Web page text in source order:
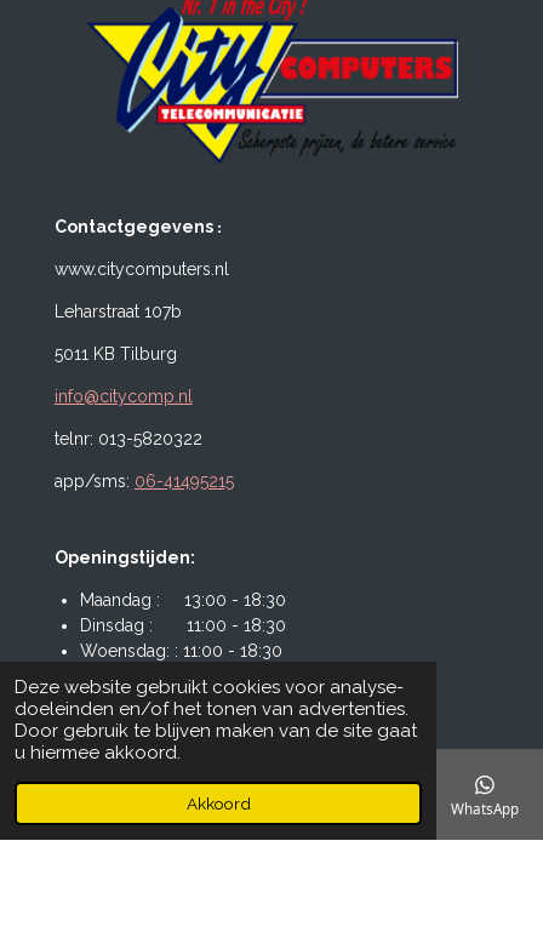
Deze website gebruikt cookies voor analyse-
doeleinden en/of het tonen van advertenties.
Door gebruik te blijven maken van de site gaat
u hiermee akkoord.
Akkoord
Contactgegevens:
www.citycomputers.nl
Leharstraat 107b
5011 KB Tilburg
info@citycomp.nl
telnr: 013-5820322
app/sms: 06-41495215
Openingstijden:
Maandag : 13:00 - 18:30
Dinsdag : 11:00 - 18:30
Woensdag: : 11:00 - 18:30
Donderdag : 11:00 - 18:30
Vrijdag : 11:00 - 19:00
Zaterdag: : 11:00 - 17:30
© 2025 City Computers VOF
Telefoonnummer WhatsApp